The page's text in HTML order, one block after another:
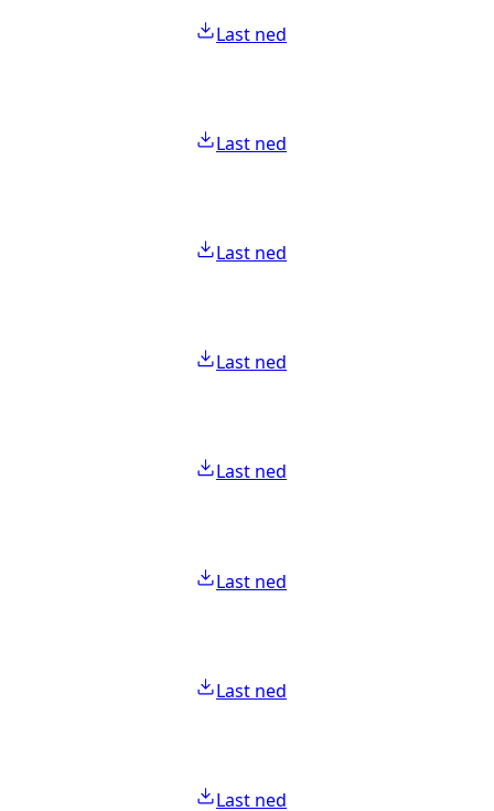
Last ned
Last ned
Last ned
Last ned
Last ned
Last ned
Last ned
Last ned